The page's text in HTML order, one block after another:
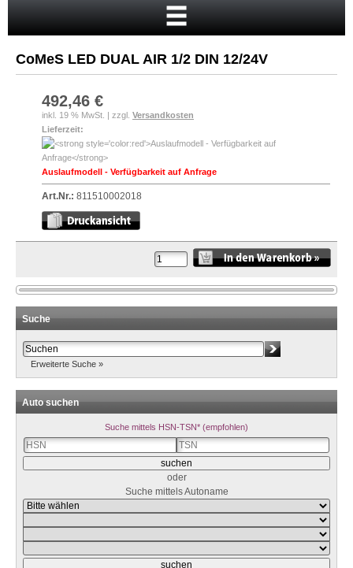
Neukunde?
Kasse
Anmelden
CoMeS LED DUAL AIR 1/2 DIN 12/24V
492,46 €
inkl. 19 % MwSt. | zzgl. Versandkosten
Lieferzeit:
Auslaufmodell - Verfügbarkeit auf Anfrage
Art.Nr.: 811510002018
Suche
Erweiterte Suche »
Auto suchen
Suche mittels HSN-TSN* (empfohlen)
oder
Suche mittels Autoname